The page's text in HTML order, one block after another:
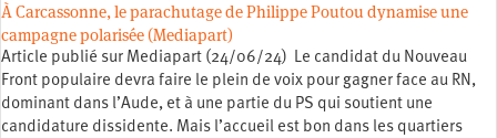
À Carcassonne, le parachutage de Philippe Poutou dynamise une
campagne polarisée (Mediapart)
Article publié sur Mediapart (24/06/24) Le candidat du Nouveau
Front populaire devra faire le plein de voix pour gagner face au RN,
dominant dans l’Aude, et à une partie du PS qui soutient une
candidature dissidente. Mais l’accueil est bon dans les quartiers